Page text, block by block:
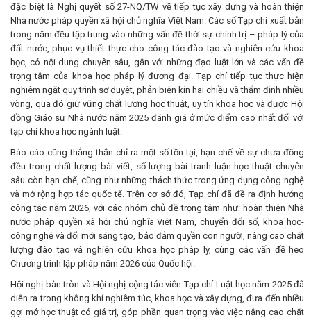
đặc biệt là Nghị quyết số 27-NQ/TW về tiếp tục xây dựng và hoàn thiện
Nhà nước pháp quyền xã hội chủ nghĩa Việt Nam. Các số Tạp chí xuất bản
trong năm đều tập trung vào những vấn đề thời sự chính trị – pháp lý của
đất nước, phục vụ thiết thực cho công tác đào tạo và nghiên cứu khoa
học, có nội dung chuyên sâu, gắn với những đạo luật lớn và các vấn đề
trọng tâm của khoa học pháp lý đương đại. Tạp chí tiếp tục thực hiện
nghiêm ngặt quy trình sơ duyệt, phản biện kín hai chiều và thẩm định nhiều
vòng, qua đó giữ vững chất lượng học thuật, uy tín khoa học và được Hội
đồng Giáo sư Nhà nước năm 2025 đánh giá ở mức điểm cao nhất đối với
tạp chí khoa học ngành luật.
Báo cáo cũng thẳng thắn chỉ ra một số tồn tại, hạn chế về sự chưa đồng
đều trong chất lượng bài viết, số lượng bài tranh luận học thuật chuyên
sâu còn hạn chế, cũng như những thách thức trong ứng dụng công nghệ
và mở rộng hợp tác quốc tế. Trên cơ sở đó, Tạp chí đã đề ra định hướng
công tác năm 2026, với các nhóm chủ đề trọng tâm như: hoàn thiện Nhà
nước pháp quyền xã hội chủ nghĩa Việt Nam, chuyển đổi số, khoa học-
công nghệ và đổi mới sáng tạo, bảo đảm quyền con người, nâng cao chất
lượng đào tạo và nghiên cứu khoa học pháp lý, cùng các vấn đề heo
Chương trình lập pháp năm 2026 của Quốc hội.
Hội nghị bàn tròn và Hội nghị cộng tác viên Tạp chí Luật học năm 2025 đã
diễn ra trong không khí nghiêm túc, khoa học và xây dựng, đưa đến nhiều
gợi mở học thuật có giá trị, góp phần quan trọng vào việc nâng cao chất